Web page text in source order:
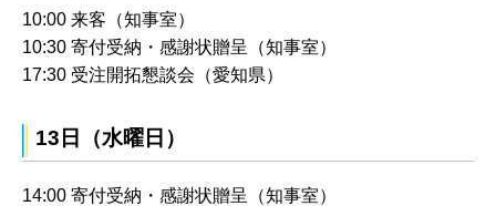
10:00 来客（知事室）
10:30 寄付受納・感謝状贈呈（知事室）
17:30 受注開拓懇談会（愛知県）
13日（水曜日）
14:00 寄付受納・感謝状贈呈（知事室）